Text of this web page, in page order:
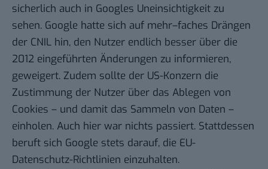
sicherlich auch in Googles Uneinsichtigkeit zu
sehen. Google hatte sich auf mehr–faches Drängen
der CNIL hin, den Nutzer endlich besser über die
2012 eingeführten Änderungen zu informieren,
geweigert. Zudem sollte der US-Konzern die
Zustimmung der Nutzer über das Ablegen von
Cookies – und damit das Sammeln von Daten –
einholen. Auch hier war nichts passiert. Stattdessen
beruft sich Google stets darauf, die EU-
Datenschutz-Richtlinien einzuhalten.